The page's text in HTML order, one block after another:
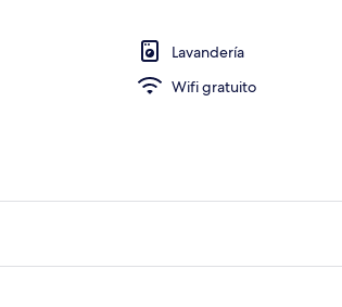
Lavandería
Wifi gratuito